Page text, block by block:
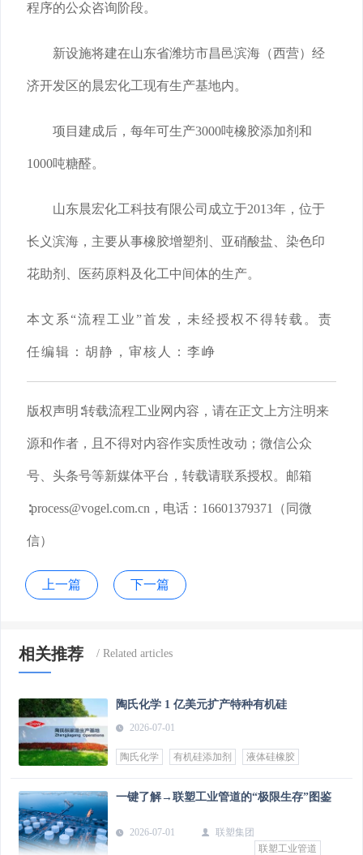
程序的公众咨询阶段。
新设施将建在山东省潍坊市昌邑滨海（西营）经
济开发区的晨宏化工现有生产基地内。
项目建成后，每年可生产3000吨橡胶添加剂和
1000吨糖醛。
山东晨宏化工科技有限公司成立于2013年，位于
长义滨海，主要从事橡胶增塑剂、亚硝酸盐、染色印
花助剂、医药原料及化工中间体的生产。
本文系“流程工业”首发，未经授权不得转载。责
任编辑：胡静，审核人：李峥
版权声明 ∶转载流程工业网内容，请在正文上方注明来
源和作者，且不得对内容作实质性改动；微信公众
号、头条号等新媒体平台，转载请联系授权。邮箱
∶process@vogel.com.cn，电话：16601379371（同微
信）
上一篇 下一篇
相关推荐
陶氏化学 1 亿美元扩产特种有机硅
2026-07-01
陶氏化学 有机硅添加剂 液体硅橡胶
一键了解→联塑工业管道的“极限生存”图鉴
2026-07-01
联塑集团
联塑工业管道